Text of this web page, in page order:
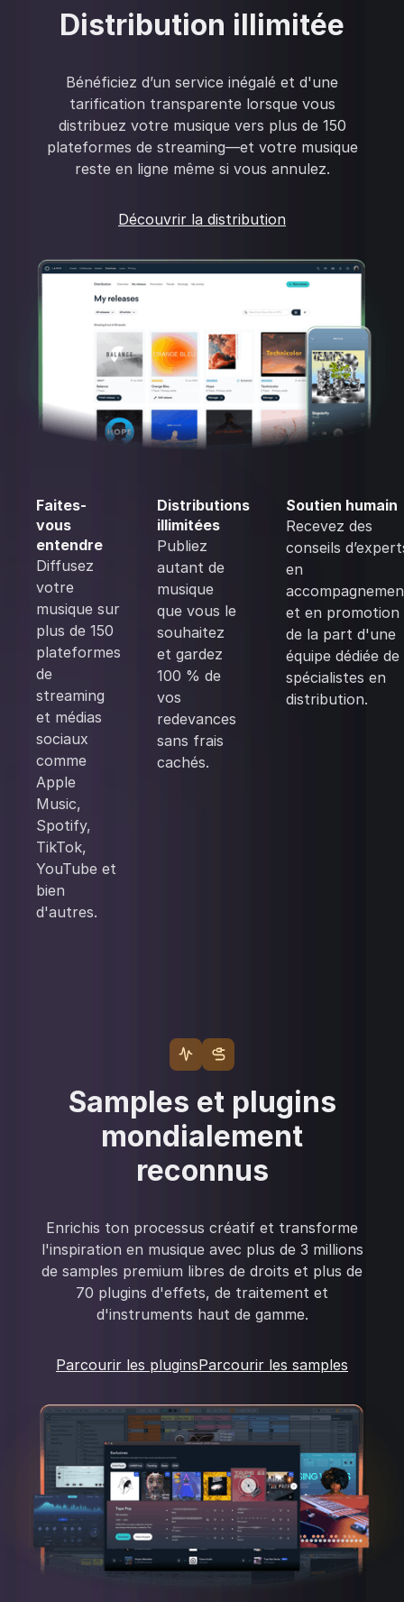
Distribution illimitée
Bénéficiez d’un service inégalé et d'une
tarification transparente lorsque vous
distribuez votre musique vers plus de 150
plateformes de streaming—et votre musique
reste en ligne même si vous annulez.
Découvrir la distribution
Faites-
vous
entendre
Diffusez
votre
musique sur
plus de 150
plateformes
de
streaming
et médias
sociaux
comme
Apple
Music,
Spotify,
TikTok,
YouTube et
bien
d'autres.
Distributions
illimitées
Publiez
autant de
musique
que vous le
souhaitez
et gardez
100 % de
vos
redevances
sans frais
cachés.
Soutien humain
Recevez des
conseils
en
et en promotion
de la part d'une
équipe dédiée de
spécialistes en
distribution.
Samples et plugins
mondialement
reconnus
Enrichis ton processus créatif et transforme
l'inspiration en musique avec plus de 3 millions
de samples premium libres de droits et plus de
70 plugins d'effets, de traitement et
d'instruments haut de gamme.
Parcourir les pluginsParcourir les samples